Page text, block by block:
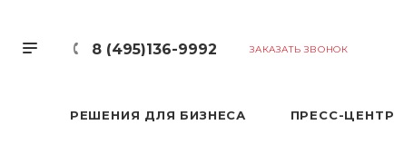
8 (495)136-9992 ЗАКАЗАТЬ ЗВОНОК
РЕШЕНИЯ ДЛЯ БИЗНЕСА ПРЕСС-ЦЕНТР